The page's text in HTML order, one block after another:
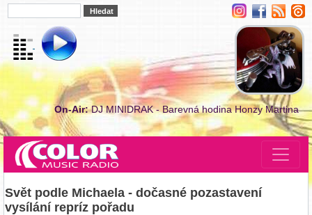
On-Air:DJ MINIDRAK - Barevná hodina Honzy Martina
Svět podle Michaela - dočasné pozastavení
vysílání repríz pořadu